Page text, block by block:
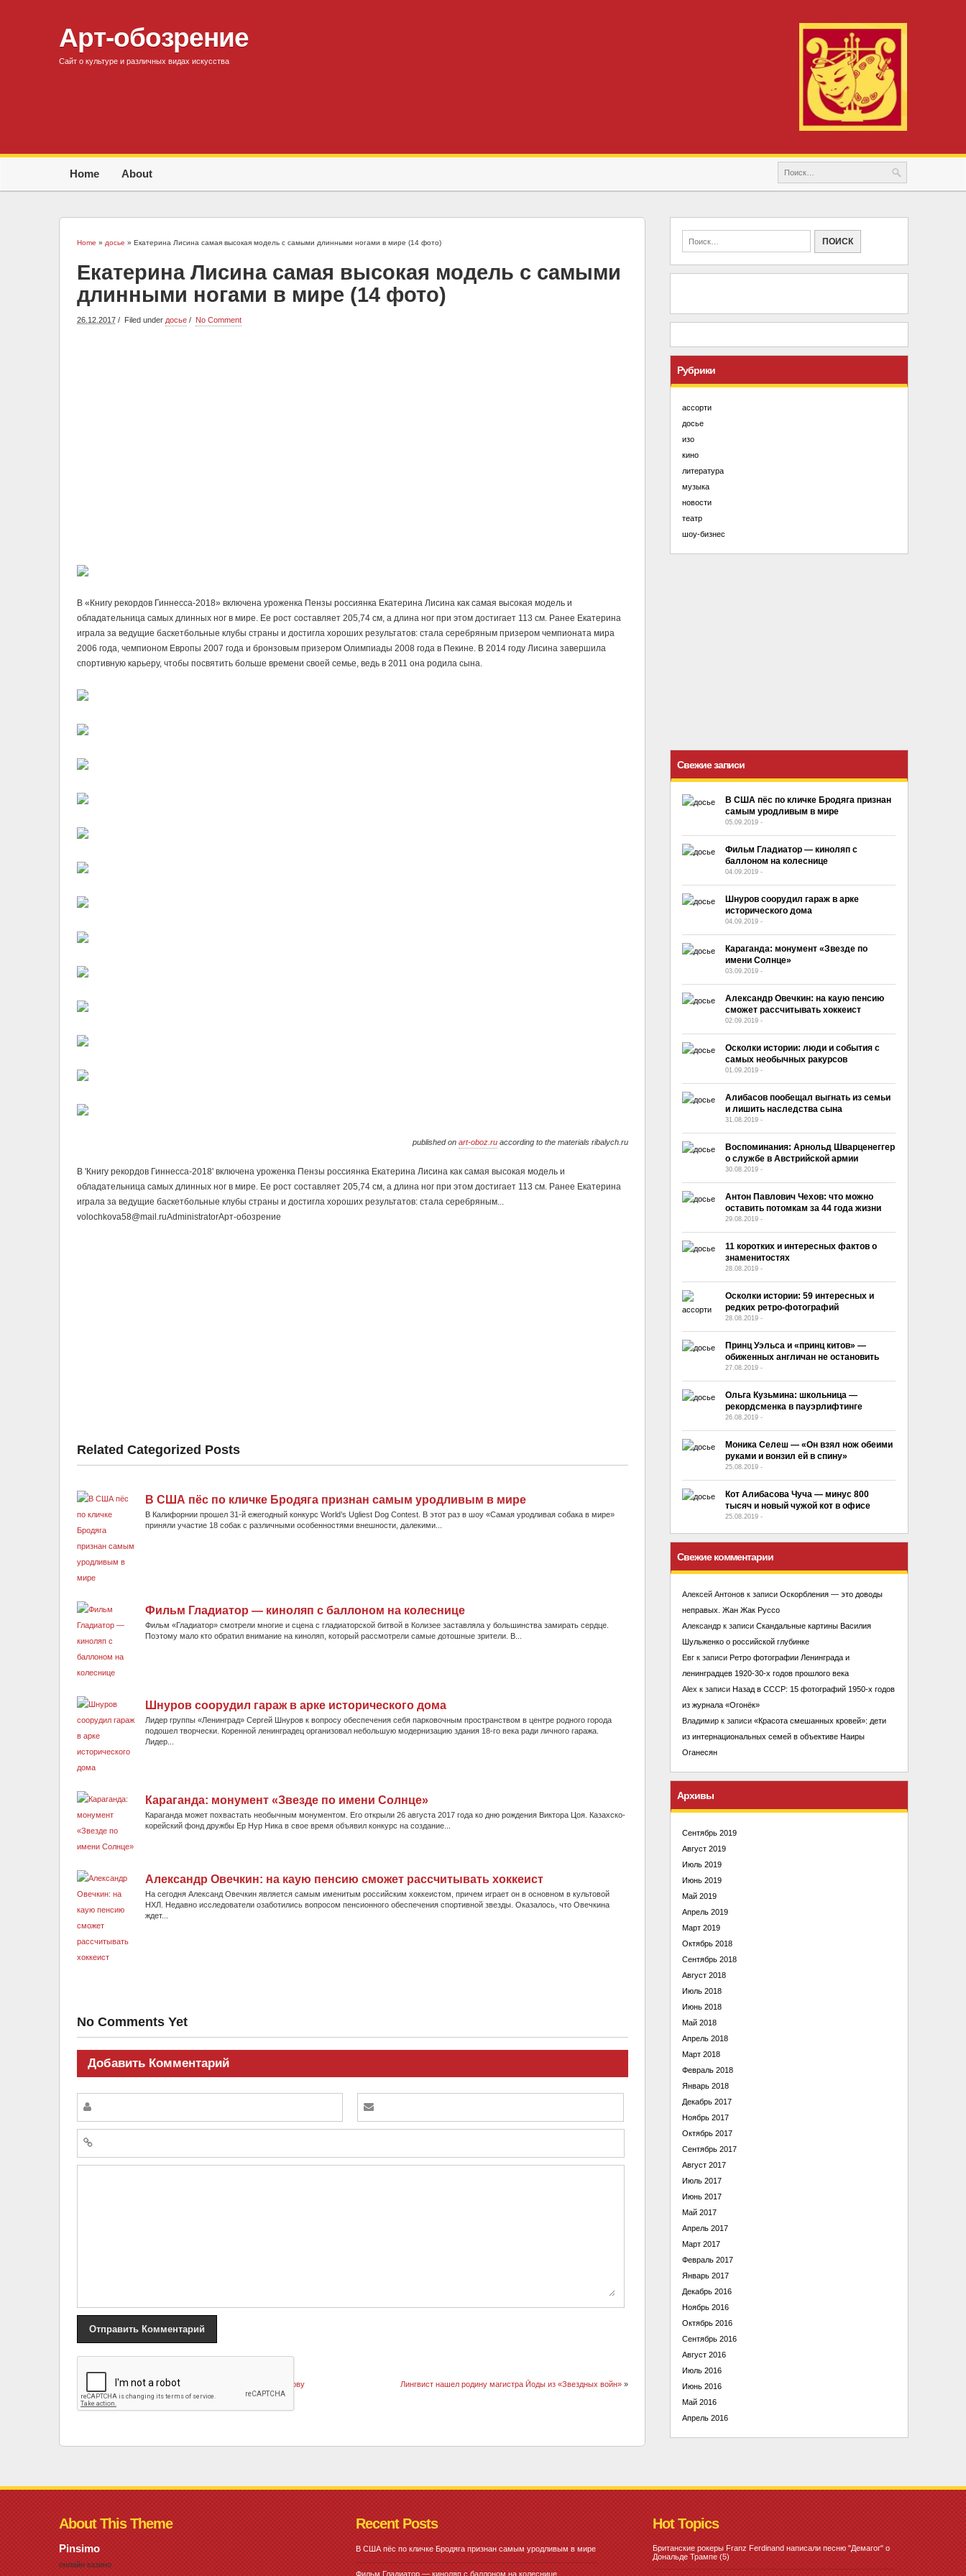
Арт-обозрение
Сайт о культуре и различных видах искусства
Home About
Home » досье » Екатерина Лисина самая высокая модель с самыми длинными ногами в мире (14 фото)
Екатерина Лисина самая высокая модель с самыми
длинными ногами в мире (14 фото)
26.12.2017 Filed under досье No Comment
В «Книгу рекордов Гиннесса-2018» включена уроженка Пензы россиянка Екатерина Лисина как самая высокая модель и
обладательница самых длинных ног в мире. Ее рост составляет 205,74 см, а длина ног при этом достигает 113 см. Ранее Екатерина
играла за ведущие баскетбольные клубы страны и достигла хороших результатов: стала серебряным призером чемпионата мира
2006 года, чемпионом Европы 2007 года и бронзовым призером Олимпиады 2008 года в Пекине. В 2014 году Лисина завершила
спортивную карьеру, чтобы посвятить больше времени своей семье, ведь в 2011 она родила сына.
published on art-oboz.ruaccording to the materials ribalych.ru
В 'Книгу рекордов Гиннесса-2018' включена уроженка Пензы россиянка Екатерина Лисина как самая высокая модель и
обладательница самых длинных ног в мире. Ее рост составляет 205,74 см, а длина ног при этом достигает 113 см. Ранее Екатерина
играла за ведущие баскетбольные клубы страны и достигла хороших результатов: стала серебряным...
volochkova58@mail.ruAdministratorАрт-обозрение
Related Categorized Posts
В США пёс по кличке Бродяга признан самым уродливым в мире
В Калифорнии прошел 31-й ежегодный конкурс World’s Ugliest Dog Contest. В этот раз в шоу «Самая уродливая собака в мире»
приняли участие 18 собак с различными особенностями внешности, далекими...
Фильм Гладиатор — киноляп с баллоном на колеснице
Фильм «Гладиатор» смотрели многие и сцена с гладиаторской битвой в Колизее заставляла у большинства замирать сердце.
Поэтому мало кто обратил внимание на киноляп, который рассмотрели самые дотошные зрители. В...
Шнуров соорудил гараж в арке исторического дома
Лидер группы «Ленинград» Сергей Шнуров к вопросу обеспечения себя парковочным пространством в центре родного города
подошел творчески. Коренной ленинградец организовал небольшую модернизацию здания 18-го века ради личного гаража.
Лидер...
Караганда: монумент «Звезде по имени Солнце»
Караганда может похвастать необычным монументом. Его открыли 26 августа 2017 года ко дню рождения Виктора Цоя. Казахско-
корейский фонд дружбы Ер Нур Ника в свое время объявил конкурс на создание...
Александр Овечкин: на каую пенсию сможет рассчитывать хоккеист
На сегодня Александ Овечкин является самым именитым российским хоккеистом, причем играет он в основном в культовой
НХЛ. Недавно исследователи озаботились вопросом пенсионного обеспечения спортивной звезды. Оказалось, что Овечкина
ждет...
No Comments Yet
Добавить Комментарий
Курбан Омаров восхитился талантом жены, а Ольгу Бузову
назвал фриком
Лингвист нашел родину магистра Йоды из «Звездных войн»»
Рубрики
ассорти
досье
изо
кино
литература
музыка
новости
театр
шоу-бизнес
Свежие записи
В США пёс по кличке Бродяга признан
самым уродливым в мире
05.09.2019-
Фильм Гладиатор — киноляп с
баллоном на колеснице
04.09.2019-
Шнуров соорудил гараж в арке
исторического дома
04.09.2019-
Караганда: монумент «Звезде по
имени Солнце»
03.09.2019-
Александр Овечкин: на каую пенсию
сможет рассчитывать хоккеист
02.09.2019-
Осколки истории: люди и события с
самых необычных ракурсов
01.09.2019-
Алибасов пообещал выгнать из семьи
и лишить наследства сына
31.08.2019-
Воспоминания: Арнольд Шварценеггер
о службе в Австрийской армии
30.08.2019-
Антон Павлович Чехов: что можно
оставить потомкам за 44 года жизни
29.08.2019-
11 коротких и интересных фактов о
знаменитостях
28.08.2019-
Осколки истории: 59 интересных и
редких ретро-фотографий
28.08.2019-
Принц Уэльса и «принц китов» —
обиженных англичан не остановить
27.08.2019-
Ольга Кузьмина: школьница —
рекордсменка в пауэрлифтинге
26.08.2019-
Моника Селеш — «Он взял нож обеими
руками и вонзил ей в спину»
25.08.2019-
Кот Алибасова Чуча — минус 800
тысяч и новый чужой кот в офисе
25.08.2019-
Свежие комментарии
Алексей Антонов к записиОскорбления — это доводы
неправых. Жан Жак Руссо
Александр к записиСкандальные картины Василия
Шульженко о российской глубинке
Евг к записиРетро фотографии Ленинграда и
ленинградцев 1920-30-х годов прошлого века
Alex к записиНазад в СССР: 15 фотографий 1950-х годов
из журнала «Огонёк»
Владимир к записи«Красота смешанных кровей»: дети
из интернациональных семей в объективе Наиры
Оганесян
Архивы
Сентябрь 2019
Август 2019
Июль 2019
Июнь 2019
Май 2019
Апрель 2019
Март 2019
Октябрь 2018
Сентябрь 2018
Август 2018
Июль 2018
Июнь 2018
Май 2018
Апрель 2018
Март 2018
Февраль 2018
Январь 2018
Декабрь 2017
Ноябрь 2017
Октябрь 2017
Сентябрь 2017
Август 2017
Июль 2017
Июнь 2017
Май 2017
Апрель 2017
Март 2017
Февраль 2017
Январь 2017
Декабрь 2016
Ноябрь 2016
Октябрь 2016
Сентябрь 2016
Август 2016
Июль 2016
Июнь 2016
Май 2016
Апрель 2016
About This Theme
Pinsimo
онлайн казино
Recent Posts
В США пёс по кличке Бродяга признан самым уродливым в мире
Фильм Гладиатор — киноляп с баллоном на колеснице
Hot Topics
Британские рокеры Franz Ferdinand написали песню "Демагог" о
Дональде Трампе (5)